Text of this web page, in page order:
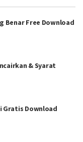
Benar Free Download
& Syarat
Gratis Download